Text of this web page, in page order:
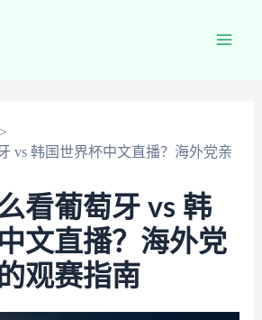
vs 韩国世界杯中文直播？海外党亲
看葡萄牙 vs 韩
文直播？海外党
观赛指南